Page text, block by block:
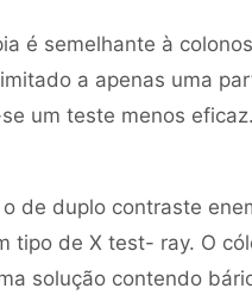
é semelhante à
a apenas uma
um teste menos eficaz.
de duplo contraste
tipo de X test- ray. O
solução contendo